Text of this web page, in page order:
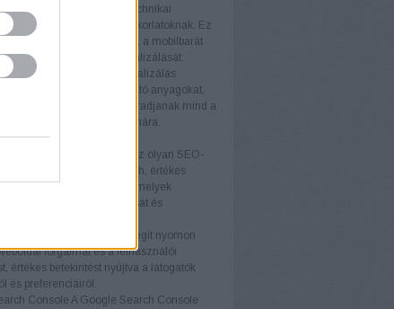
hogy a weboldal minden technikai
megfeleljen a legjobb gyakorlatoknak. Ez
foglalja a betöltési sebesség, a mobilbarát
és az indexelhetőség optimalizálását.
A tartalomoptimalizálás
javítja az oldalon található anyagokat,
relevánsak és vonzóak maradjanak mind a
mind a keresőmotorok számára.
Az olyan SEO-
mint az Ahrefs és a SEMrush, értékes
elemzéseket nyújtanak, amelyek
a SEO stratégiák kialakítását és
A Google Analytics segít nyomon
forgalmát és a felhasználói
értékes betekintést nyújtva a látogatók
és preferenciáiról.
Console A Google Search Console